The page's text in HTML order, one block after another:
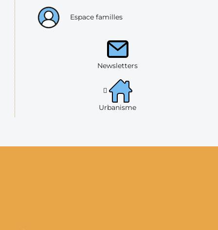
Espace familles
Newsletters
Urbanisme